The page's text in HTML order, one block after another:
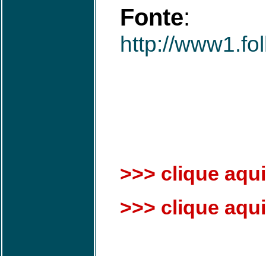
Fonte:
http://
>>> clique
>>> clique